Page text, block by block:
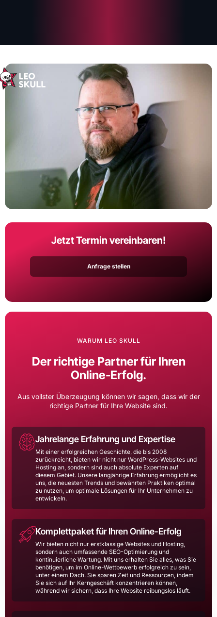
Jetzt Termin vereinbaren!
Anfrage stellen
WARUM LEO SKULL
Der richtige Partner für Ihren
Online-Erfolg.
Aus vollster Überzeugung können wir sagen, dass wir der
richtige Partner für Ihre Website sind.
Jahrelange Erfahrung und Expertise
Mit einer erfolgreichen Geschichte, die bis 2008
zurückreicht, bieten wir nicht nur WordPress-Websites und
Hosting an, sondern sind auch absolute Experten auf
diesem Gebiet. Unsere langjährige Erfahrung ermöglicht es
uns, die neuesten Trends und bewährten Praktiken optimal
zu nutzen, um optimale Lösungen für Ihr Unternehmen zu
entwickeln.
Komplettpaket für Ihren Online-Erfolg
Wir bieten nicht nur erstklassige Websites und Hosting,
sondern auch umfassende SEO-Optimierung und
kontinuierliche Wartung. Mit uns erhalten Sie alles, was Sie
benötigen, um im Online-Wettbewerb erfolgreich zu sein,
unter einem Dach. Sie sparen Zeit und Ressourcen, indem
Sie sich auf Ihr Kerngeschäft konzentrieren können,
während wir sichern, dass Ihre Website reibungslos läuft.